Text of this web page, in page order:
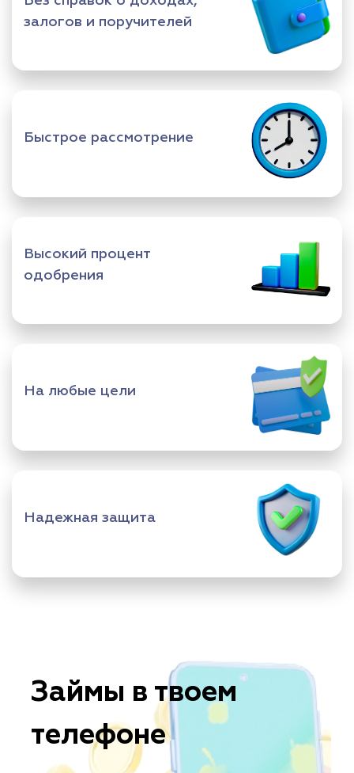
залогов и поручителей
Быстрое рассмотрение
Высокий процент
одобрения
На любые цели
Надежная защита
Займы в твоем
телефоне